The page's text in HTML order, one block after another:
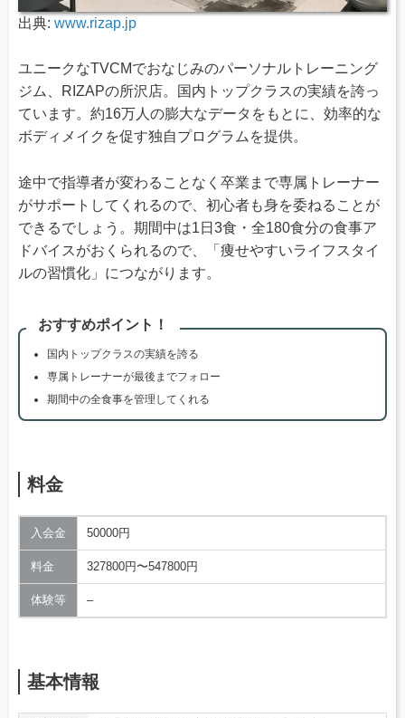
出典: www.rizap.jp
ユニークなTVCMでおなじみのパーソナルトレーニング
ジム、RIZAPの所沢店。国内トップクラスの実績を誇っ
ています。約16万人の膨大なデータをもとに、効率的な
ボディメイクを促す独自プログラムを提供。
途中で指導者が変わることなく卒業まで専属トレーナー
がサポートしてくれるので、初心者も身を委ねることが
できるでしょう。期間中は1日3食・全180食分の食事ア
ドバイスがおくられるので、「痩せやすいライフスタイ
ルの習慣化」につながります。
おすすめポイント！
国内トップクラスの実績を誇る
専属トレーナーが最後までフォロー
期間中の全食事を管理してくれる
料金
入会金 50000円
料金 327800円〜547800円
体験等 –
基本情報